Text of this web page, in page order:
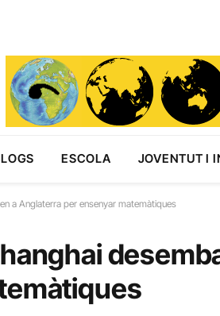
ESCOLA JOVENTUT I
a Anglaterra per ensenyar matemàtiques